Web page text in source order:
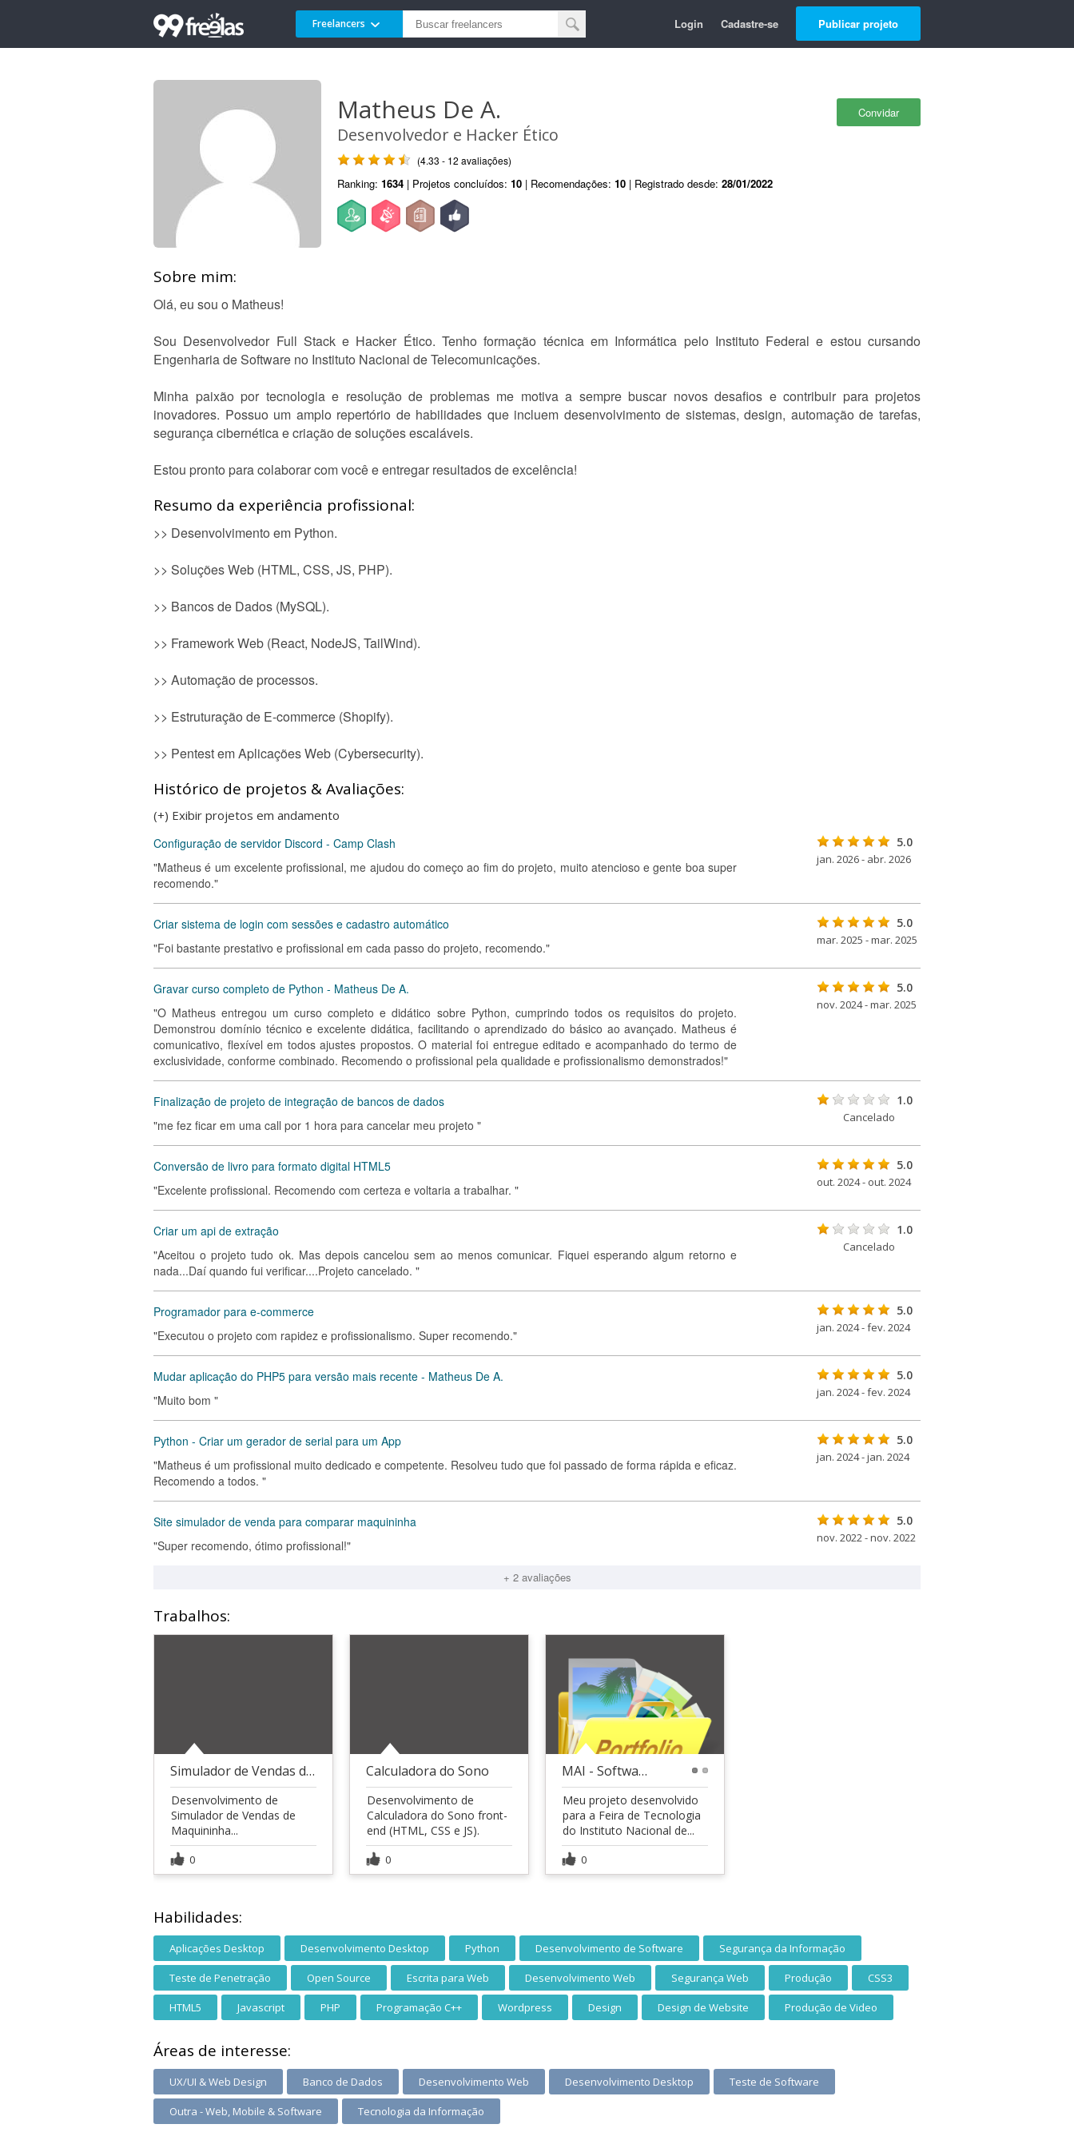
Freelancers Login Cadastre-se Publicar projeto
Convidar
Matheus De A.
Desenvolvedor e Hacker Ético
(4.33 - 12 avaliações)
Ranking: 1634 | Projetos concluídos: 10 | Recomendações: 10 | Registrado desde: 28/01/2022
Sobre mim:
Olá, eu sou o Matheus!
Sou Desenvolvedor Full Stack e Hacker Ético. Tenho formação técnica em Informática pelo Instituto Federal e estou cursando
Engenharia de Software no Instituto Nacional de Telecomunicações.
Minha paixão por tecnologia e resolução de problemas me motiva a sempre buscar novos desafios e contribuir para projetos
inovadores. Possuo um amplo repertório de habilidades que incluem desenvolvimento de sistemas, design, automação de tarefas,
segurança cibernética e criação de soluções escaláveis.
Estou pronto para colaborar com você e entregar resultados de excelência!
Resumo da experiência profissional:
>> Desenvolvimento em Python.
>> Soluções Web (HTML, CSS, JS, PHP).
>> Bancos de Dados (MySQL).
>> Framework Web (React, NodeJS, TailWind).
>> Automação de processos.
>> Estruturação de E-commerce (Shopify).
>> Pentest em Aplicações Web (Cybersecurity).
Histórico de projetos & Avaliações:
(+) Exibir projetos em andamento
Configuração de servidor Discord - Camp Clash
"Matheus é um excelente profissional, me ajudou do começo ao fim do projeto, muito atencioso e gente boa super
recomendo."
5.0
jan. 2026 - abr. 2026
Criar sistema de login com sessões e cadastro automático
"Foi bastante prestativo e profissional em cada passo do projeto, recomendo."
5.0
mar. 2025 - mar. 2025
Gravar curso completo de Python - Matheus De A.
"O Matheus entregou um curso completo e didático sobre Python, cumprindo todos os requisitos do projeto.
Demonstrou domínio técnico e excelente didática, facilitando o aprendizado do básico ao avançado. Matheus é
comunicativo, flexível em todos ajustes propostos. O material foi entregue editado e acompanhado do termo de
exclusividade, conforme combinado. Recomendo o profissional pela qualidade e profissionalismo demonstrados!"
5.0
nov. 2024 - mar. 2025
Finalização de projeto de integração de bancos de dados
"me fez ficar em uma call por 1 hora para cancelar meu projeto "
1.0
Cancelado
Conversão de livro para formato digital HTML5
"Excelente profissional. Recomendo com certeza e voltaria a trabalhar. "
5.0
out. 2024 - out. 2024
Criar um api de extração
"Aceitou o projeto tudo ok. Mas depois cancelou sem ao menos comunicar. Fiquei esperando algum retorno e
nada...Daí quando fui verificar....Projeto cancelado. "
1.0
Cancelado
Programador para e-commerce
"Executou o projeto com rapidez e profissionalismo. Super recomendo."
5.0
jan. 2024 - fev. 2024
Mudar aplicação do PHP5 para versão mais recente - Matheus De A.
"Muito bom "
5.0
jan. 2024 - fev. 2024
Python - Criar um gerador de serial para um App
"Matheus é um profissional muito dedicado e competente. Resolveu tudo que foi passado de forma rápida e eficaz.
Recomendo a todos. "
5.0
jan. 2024 - jan. 2024
Site simulador de venda para comparar maquininha
"Super recomendo, ótimo profissional!"
5.0
nov. 2022 - nov. 2022
+ 2 avaliações
Trabalhos:
Simulador de Vendas de Maquininha
Desenvolvimento de
Simulador de Vendas de
Maquininha...
0
Calculadora do Sono
Desenvolvimento de
Calculadora do Sono front-
end (HTML, CSS e JS).
0
MAI - Software de Análise de Empresas
Meu projeto desenvolvido
para a Feira de Tecnologia
do Instituto Nacional de...
0
Habilidades:
Aplicações Desktop Desenvolvimento Desktop Python Desenvolvimento de Software Segurança da Informação
Teste de Penetração Open Source Escrita para Web Desenvolvimento Web Segurança Web Produção CSS3
HTML5 Javascript PHP Programação C++ Wordpress Design Design de Website Produção de Video
Áreas de interesse:
UX/UI & Web Design Banco de Dados Desenvolvimento Web Desenvolvimento Desktop Teste de Software
Outra - Web, Mobile & Software Tecnologia da Informação